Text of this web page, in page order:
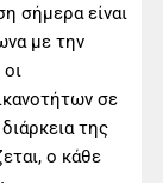
σήµερα είναι
με την
σε
της
ο κάθε